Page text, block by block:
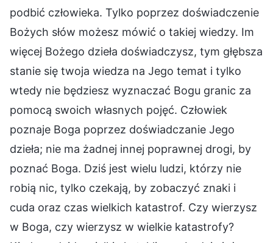
podbić człowieka. Tylko poprzez doświadczenie
Bożych słów możesz mówić o takiej wiedzy. Im
więcej Bożego dzieła doświadczysz, tym głębsza
stanie się twoja wiedza na Jego temat i tylko
wtedy nie będziesz wyznaczać Bogu granic za
pomocą swoich własnych pojęć. Człowiek
poznaje Boga poprzez doświadczanie Jego
dzieła; nie ma żadnej innej poprawnej drogi, by
poznać Boga. Dziś jest wielu ludzi, którzy nie
robią nic, tylko czekają, by zobaczyć znaki i
cuda oraz czas wielkich katastrof. Czy wierzysz
w Boga, czy wierzysz w wielkie katastrofy?